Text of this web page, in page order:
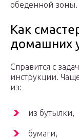
обеденной зоны.
Как
домашних
Справится с
инструкции.
из:
из бутылки,
бумаги,